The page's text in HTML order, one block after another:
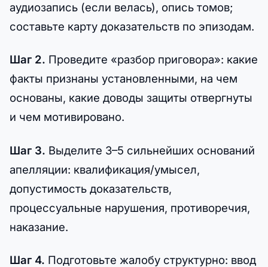
аудиозапись (если велась), опись томов;
составьте карту доказательств по эпизодам.
Шаг 2. Проведите «разбор приговора»: какие
факты признаны установленными, на чем
основаны, какие доводы защиты отвергнуты
и чем мотивировано.
Шаг 3. Выделите 3–5 сильнейших оснований
апелляции: квалификация/умысел,
допустимость доказательств,
процессуальные нарушения, противоречия,
наказание.
Шаг 4. Подготовьте жалобу структурно: ввод